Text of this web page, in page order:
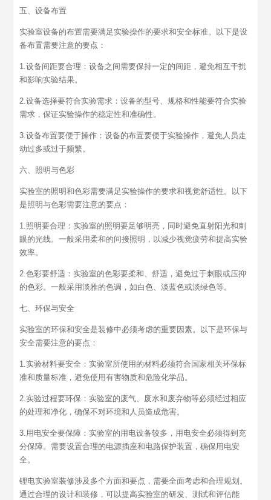
五、设备布置
实验室设备的布置需要满足实验操作的要求和安全标准。以下是设
备布置需要注意的要点：
1.设备间距要合理：设备之间需要保持一定的间距，避免相互干扰
和影响实验结果。
2.设备选择要符合实验需求：设备的型号、规格和性能要符合实验
需求，保证实验操作的稳定性和准确性。
3.设备布置要便于操作：设备的布置要便于实验操作，避免人员走
动过多或过于频繁。
六、照明与色彩
实验室的照明和色彩需要满足实验操作的要求和视觉舒适性。以下
是照明与色彩需要注意的要点：
1.照明要合理：实验室的照明要足够明亮，同时避免直射阳光和刺
眼的光线。一般采用柔和的间接照明，以减少视觉疲劳和提高实验
效率。
2.色彩要舒适：实验室的色彩要柔和、舒适，避免过于刺眼或压抑
的色彩。一般采用淡雅的色调，如白色、淡蓝色或淡绿色等。
七、环保与安全
实验室的环保和安全是装修中必须考虑的重要因素。以下是环保与
安全需要注意的要点：
1.实验材料要安全：实验室所使用的材料必须符合国家相关环保标
准和质量标准，避免使用有害物质和危险化学品。
2.实验过程要环保：实验室的废气、废水和废弃物等必须经过相应
的处理和净化，确保不对环境和人员造成危害。
3.用电安全要保障：实验室的用电设备较多，用电安全必须得到充
分保障。需要设置合理的电源插座和电路保护装置，确保用电安
全。
锂电实验室装修涉及多个方面和要点，需要全面考虑和合理规划。
通过合理的设计和装修，可以提高实验室的研发、测试和评估能